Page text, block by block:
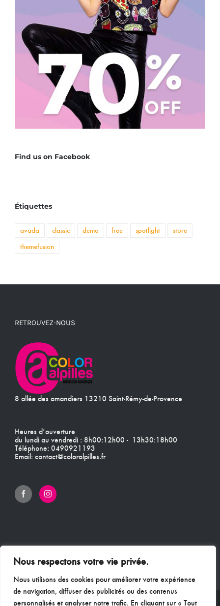
Nous respectons votre vie privée.
Nous utilisons des cookies pour améliorer votre expérience
de navigation, diffuser des publicités ou des contenus
personnalisés et analyser notre trafic. En cliquant sur « Tout
Find us on Facebook
Étiquettes
avada classic demo free spotlight
store
themefusion
RETROUVEZ-NOUS
8 allée des amandiers 13210 Saint-Rémy-de-Provence
Heures d’ouverture
du lundi au vendredi : 8h00:12h00 - 13h30:18h00
Téléphone: 0490921193
Email: contact@coloralpilles.fr